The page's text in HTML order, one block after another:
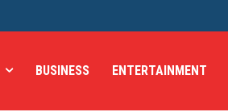
BUSINESS ENTERTAINMENT